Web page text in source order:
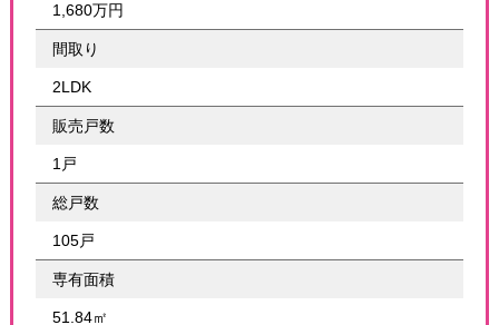
1,680万円
間取り
2LDK
販売戸数
1戸
総戸数
105戸
専有面積
51.84㎡